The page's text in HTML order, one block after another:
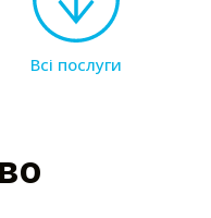
Всі послуги